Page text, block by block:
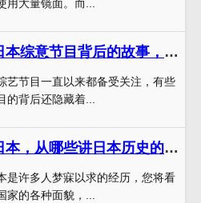
用大量镜面。而...
揭秘日本综意节目背后的故事，令人意外
艺节目一直以来都备受关注，有些
的背后还隐藏着...
旅行日本，从哪些讲日本历史的节目中了解日本文化？
是许多人梦寐以求的经历，您将看
家的各种面貌，...